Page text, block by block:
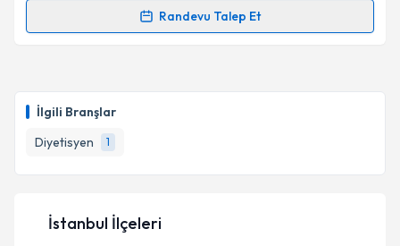
İlgili Branşlar
Diyetisyen
1
Randevu Talep Et
Randevu Takvimi Talebi
için bir takvim hazırlandığında e-posta ile
bilgilendireceğiz.
E-posta Adresiniz
İstanbul İlçeleri